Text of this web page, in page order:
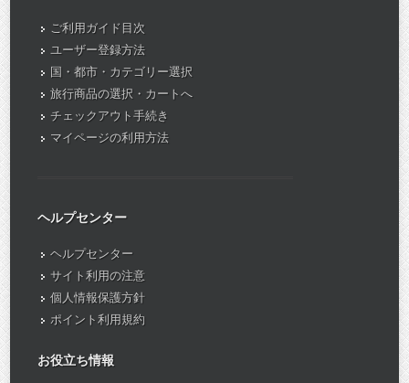
ご利用ガイド目次
ユーザー登録方法
国・都市・カテゴリー選択
旅行商品の選択・カートへ
チェックアウト手続き
マイページの利用方法
ヘルプセンター
ヘルプセンター
サイト利用の注意
個人情報保護方針
ポイント利用規約
お役立ち情報